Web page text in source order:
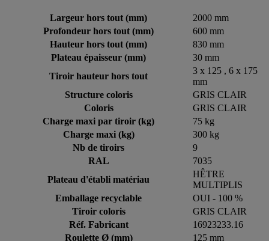
Largeur hors tout (mm)
2000 mm
Profondeur hors tout (mm)
600 mm
Hauteur hors tout (mm)
830 mm
Plateau épaisseur (mm)
30 mm
Tiroir hauteur hors tout
3 x 125 , 6 x 175
mm
Structure coloris
GRIS CLAIR
Coloris
GRIS CLAIR
Charge maxi par tiroir (kg)
75 kg
Charge maxi (kg)
300 kg
Nb de tiroirs
9
RAL
7035
Plateau d'établi matériau
HÊTRE
MULTIPLIS
Emballage recyclable
OUI - 100 %
Tiroir coloris
GRIS CLAIR
Réf. Fabricant
16923233.16
Roulette Ø (mm)
125 mm